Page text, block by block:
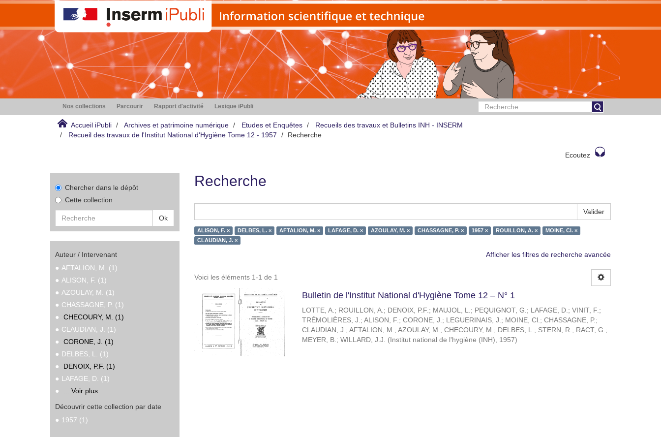
Nos collections Parcourir Rapport d'activité Lexique iPubli
Accueil iPubli Archives et patrimoine numérique Etudes et Enquêtes
Recueils des travaux et Bulletins INH - INSERM
Recueil des travaux de l'Institut National d'Hygiène Tome 12 - 1957
Recherche
Ecoutez
Chercher dans le dépôt
Cette collection
Ok
Auteur / Intervenant
AFTALION, M. (1)
ALISON, F. (1)
AZOULAY, M. (1)
CHASSAGNE, P. (1)
CHECOURY, M. (1)
CLAUDIAN, J. (1)
CORONE, J. (1)
DELBES, L. (1)
DENOIX, P.F. (1)
LAFAGE, D. (1)
... Voir plus
Découvrir cette collection par date
1957 (1)
Recherche
Valider
ALISON, F. × DELBES, L. × AFTALION, M. × LAFAGE, D. × AZOULAY, M. × CHASSAGNE, P. × 1957 × ROUILLON, A. ×
MOINE, Cl. ×
CLAUDIAN, J. ×
Afficher les filtres de recherche avancée
Voici les éléments 1-1 de 1
Bulletin de l'Institut National d'Hygiène Tome 12 – N° 1
LOTTE, A.; ROUILLON, A.; DENOIX, P.F.; MAUJOL, L.; PEQUIGNOT, G.; LAFAGE, D.; VINIT, F.;
TRÉMOLIÈRES, J.; ALISON, F.; CORONE, J.; LEGUERINAIS, J.; MOINE, Cl.; CHASSAGNE, P.;
CLAUDIAN, J.; AFTALION, M.; AZOULAY, M.; CHECOURY, M.; DELBES, L.; STERN, R.; RACT, G.;
MEYER, B.; WILLARD, J.J. (Institut national de l'hygiène (INH), 1957)